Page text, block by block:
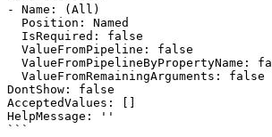
- Name: (All)
DontShow: false
AcceptedValues: []
HelpMessage: ''
```